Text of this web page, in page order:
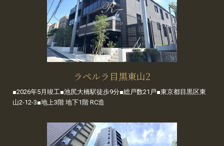
ラペルラ目黒東山2
■2026年5月竣工■池尻大橋駅徒歩9分■総戸数21戸■東京都目黒区東
山2-12-3■地上3階 地下1階 RC造